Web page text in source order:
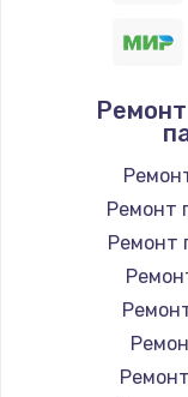
Ремонт
Ремонт